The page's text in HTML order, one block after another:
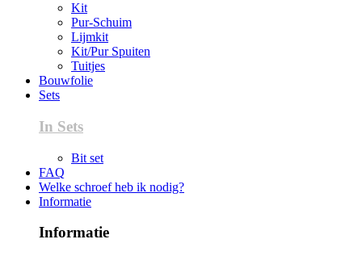
Kit
Pur-Schuim
Lijmkit
Kit/Pur Spuiten
Tuitjes
Bouwfolie
Sets
In Sets
Bit set
FAQ
Welke schroef heb ik nodig?
Informatie
Informatie